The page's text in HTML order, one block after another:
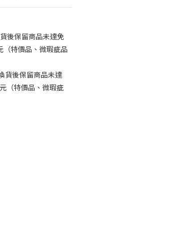
後保留商品未達免
（特價品、微瑕疵品
貨後保留商品未達
（特價品、微瑕疵